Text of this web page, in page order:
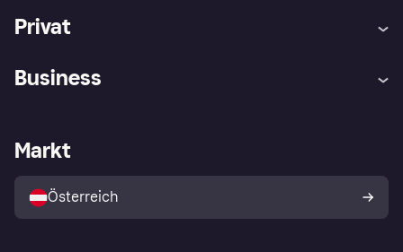
Privat
Shops entdecken
Business
Händlerportal
Markt
Österreich